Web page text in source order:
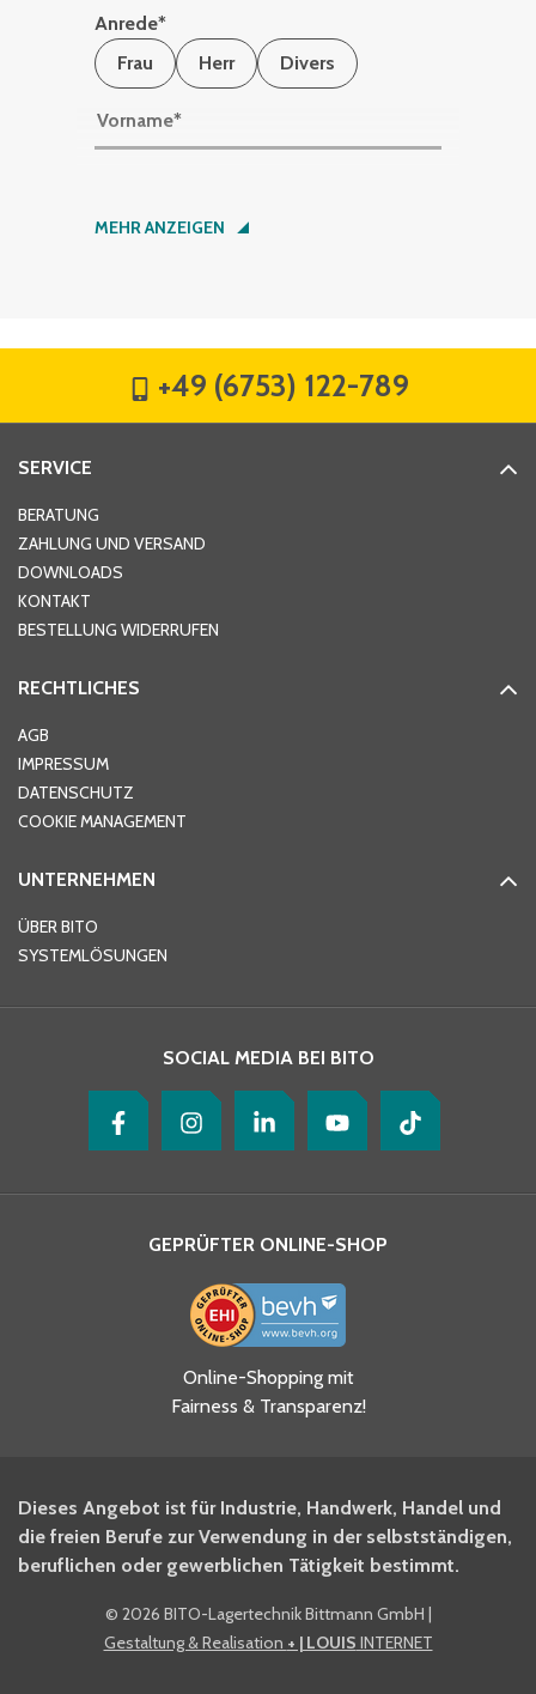
Anrede*
Frau
Herr Divers
Vorname*
Nachname*
Hausnummer
Ort*
Telefon
Ja, ich habe die
Datenschutzhinweise gelesen
und akzeptiere diese.
BITO Newsletter Fachwissen
Intralogistiker anmelden.
Ja, ich möchte mich für den
BITO Shop-Newsletter
MEHR ANZEIGEN
+49 (6753) 122-789
SERVICE
BERATUNG
ZAHLUNG UND VERSAND
DOWNLOADS
KONTAKT
BESTELLUNG WIDERRUFEN
RECHTLICHES
AGB
IMPRESSUM
DATENSCHUTZ
COOKIE MANAGEMENT
UNTERNEHMEN
ÜBER BITO
SYSTEMLÖSUNGEN
SOCIAL MEDIA BEI BITO
GEPRÜFTER ONLINE-SHOP
Online-Shopping mit
Fairness & Transparenz!
Dieses Angebot ist für Industrie, Handwerk, Handel und
die freien Berufe zur Verwendung in der selbstständigen,
beruflichen oder gewerblichen Tätigkeit bestimmt.
© 2026 BITO-Lagertechnik Bittmann GmbH |
Gestaltung & Realisation + | LOUIS INTERNET